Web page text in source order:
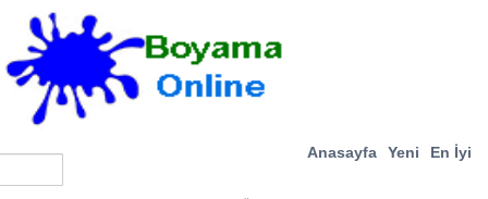
Anasayfa Yeni En İyi